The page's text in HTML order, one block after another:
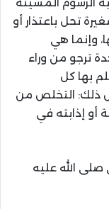
الرسوم المسيئة
تحل باعتذار أو
وإنما هي
ترجو من وراء
بها كل
ذلك: التخلص من
أو إذابته في
صلى الله عليه